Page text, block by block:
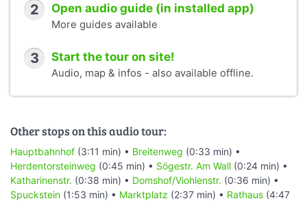
2 Open audio guide (in installed app)
More guides available
3 Start the tour on site!
Audio, map & infos - also available offline.
Other stops on this audio tour:
Hauptbahnhof (3:11 min) • Breitenweg (0:33 min) •
Herdentorsteinweg (0:45 min) • Sögestr. Am Wall (0:24 min) •
Katharinenstr. (0:38 min) • Domshof/Viohlenstr. (0:36 min) •
Spuckstein (1:53 min) • Marktplatz (2:37 min) • Rathaus (4:47